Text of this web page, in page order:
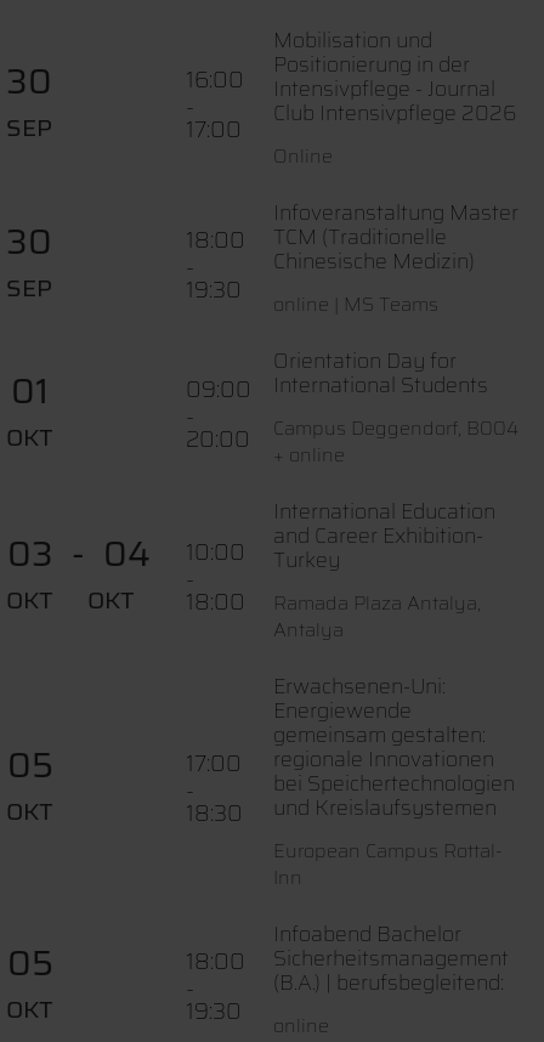
30
SEP
16:00
-
17:00
Mobilisation und
Positionierung in der
Intensivpflege - Journal
Club Intensivpflege 2026
Online
30
SEP
18:00
-
19:30
Infoveranstaltung Master
TCM (Traditionelle
Chinesische Medizin)
online | MS Teams
01
OKT
09:00
-
20:00
Orientation Day for
International Students
Campus Deggendorf, B004
+ online
03
OKT
04
OKT
10:00
-
18:00
International Education
and Career Exhibition-
Turkey
Ramada Plaza Antalya,
Antalya
05
OKT
17:00
-
18:30
Erwachsenen-Uni:
Energiewende
gemeinsam gestalten:
regionale Innovationen
bei Speichertechnologien
und Kreislaufsystemen
European Campus Rottal-
Inn
05
OKT
18:00
-
19:30
Infoabend Bachelor
Sicherheitsmanagement
(B.A.) | berufsbegleitend:
online